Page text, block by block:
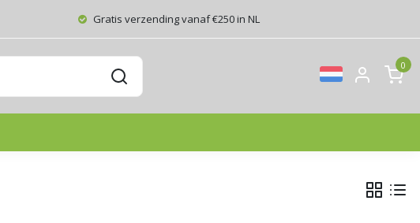
Gratis verzending vanaf €250 in NL
0